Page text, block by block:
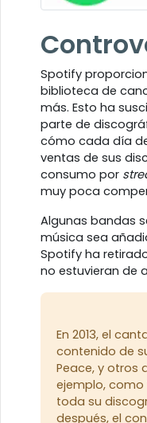
Spotify
biblioteca de
más. Esto ha
parte de
cómo cada día
ventas de sus
consumo por
muy poca
Algunas bandas
música sea
Spotify ha
no estuvieran de
En 2013, el
contenido de
Peace, y otros
ejemplo, como
toda su
después, el